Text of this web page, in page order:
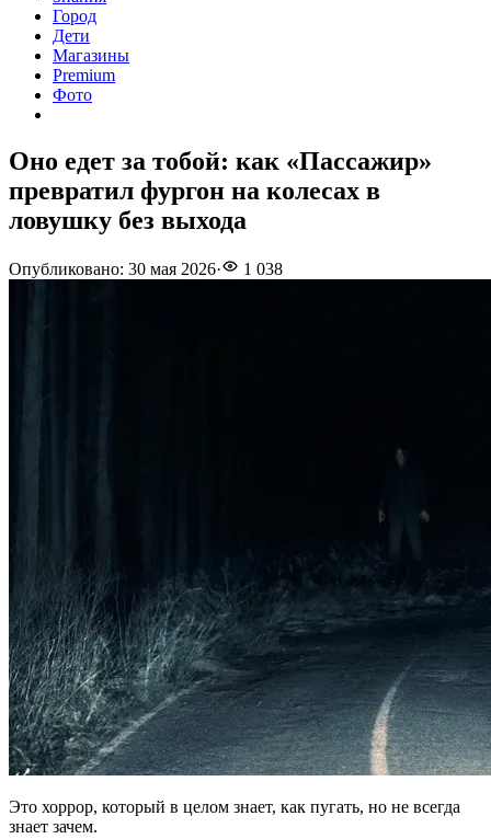
Город
Дети
Магазины
Premium
Фото
Оно едет за тобой: как «Пассажир»
превратил фургон на колесах в
ловушку без выхода
Опубликовано: 30 мая 2026· 1 038
Это хоррор, который в целом знает, как пугать, но не всегда
знает зачем.